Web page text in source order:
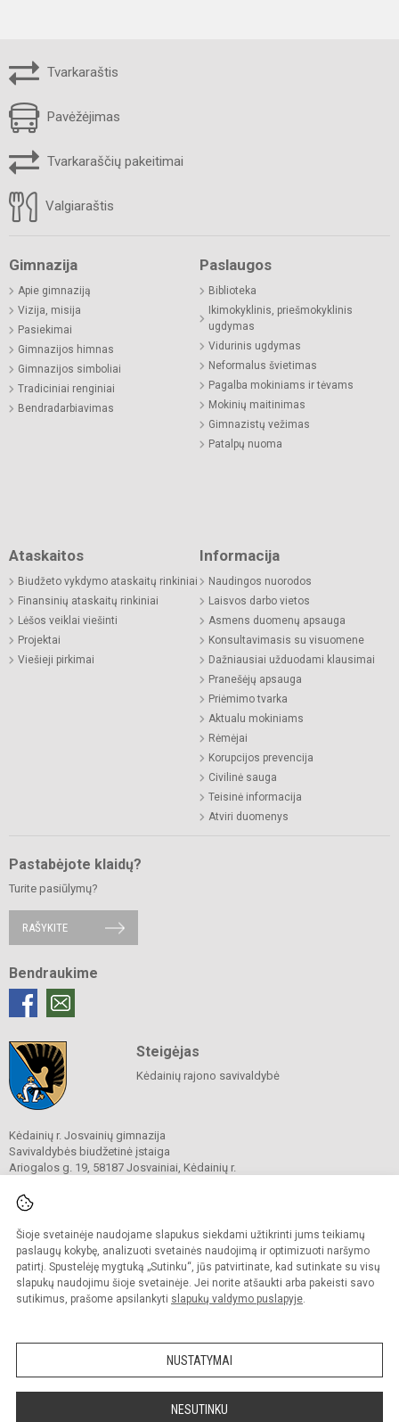
Šioje svetainėje naudojame slapukus siekdami užtikrinti jums teikiamų
paslaugų kokybę, analizuoti svetainės naudojimą ir optimizuoti naršymo
patirtį. Spustelėję mygtuką „Sutinku“, jūs patvirtinate, kad sutinkate su visų
slapukų naudojimu šioje svetainėje. Jei norite atšaukti arba pakeisti savo
sutikimus, prašome apsilankyti slapukų valdymo puslapyje.
NUSTATYMAI
NESUTINKU
Tvarkaraštis
Pavėžėjimas
Tvarkaraščių pakeitimai
Valgiaraštis
Gimnazija
Apie gimnaziją
Vizija, misija
Pasiekimai
Gimnazijos himnas
Gimnazijos simboliai
Tradiciniai renginiai
Bendradarbiavimas
Paslaugos
Biblioteka
Ikimokyklinis, priešmokyklinis
ugdymas
Vidurinis ugdymas
Neformalus švietimas
Pagalba mokiniams ir tėvams
Mokinių maitinimas
Gimnazistų vežimas
Patalpų nuoma
Ataskaitos
Biudžeto vykdymo ataskaitų rinkiniai
Finansinių ataskaitų rinkiniai
Lėšos veiklai viešinti
Projektai
Viešieji pirkimai
Informacija
Naudingos nuorodos
Laisvos darbo vietos
Asmens duomenų apsauga
Konsultavimasis su visuomene
Dažniausiai užduodami klausimai
Pranešėjų apsauga
Priėmimo tvarka
Aktualu mokiniams
Rėmėjai
Korupcijos prevencija
Civilinė sauga
Teisinė informacija
Atviri duomenys
Pastabėjote klaidų?
Turite pasiūlymų?
RAŠYKITE
Bendraukime
Steigėjas
Kėdainių rajono savivaldybė
Kėdainių r. Josvainių gimnazija
Savivaldybės biudžetinė įstaiga
Ariogalos g. 19, 58187 Josvainiai, Kėdainių r.
El. p.
Duomenys kaupiami ir saugomi
Juridinių asmenų registre
Įmonės kodas 191018728
Kopijuoti turinį be raštiško gimnazijos sutikimo griežtai draudžiama.
Prieinamumo paraiška Slapukų valdymas
Sumanus būdas atnaujinti